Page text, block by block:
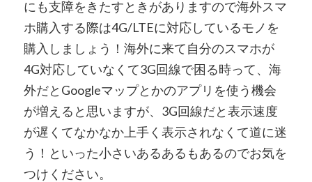
にも支障をきたすときがありますので海外スマ
ホ購入する際は4G/LTEに対応しているモノを
購入しましょう！海外に来て自分のスマホが
4G対応していなくて3G回線で困る時って、海
外だとGoogleマップとかのアプリを使う機会
が増えると思いますが、3G回線だと表示速度
が遅くてなかなか上手く表示されなくて道に迷
う！といった小さいあるあるもあるのでお気を
つけください。